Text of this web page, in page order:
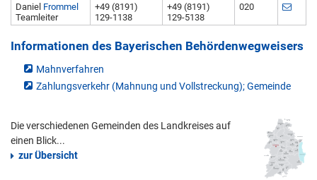
Daniel Frommel
Teamleiter
+49 (8191)
129-1138
+49 (8191)
129-5138
020
Informationen des Bayerischen Behördenwegweisers
Mahnverfahren
Zahlungsverkehr (Mahnung und Vollstreckung); Gemeinde
Die verschiedenen Gemeinden des Landkreises auf
einen Blick...
zur Übersicht